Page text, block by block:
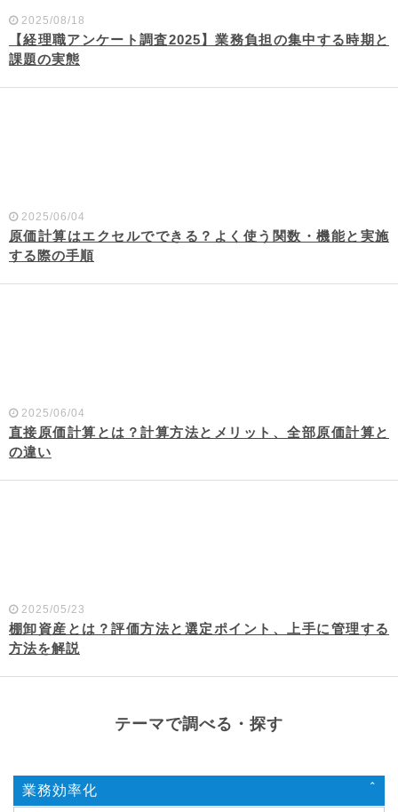
2025/08/18
【経理職アンケート調査2025】業務負担の集中する時期と
課題の実態
2025/06/04
原価計算はエクセルでできる？よく使う関数・機能と実施
する際の手順
2025/06/04
直接原価計算とは？計算方法とメリット、全部原価計算と
の違い
2025/05/23
棚卸資産とは？評価方法と選定ポイント、上手に管理する
方法を解説
テーマで調べる・探す
業務効率化